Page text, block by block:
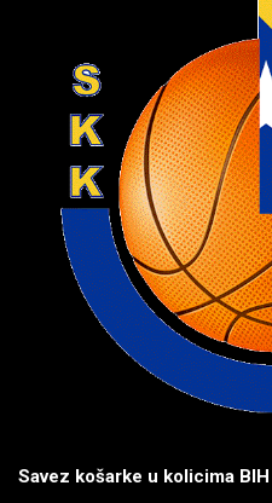
Savez košarke u kolicima BIH